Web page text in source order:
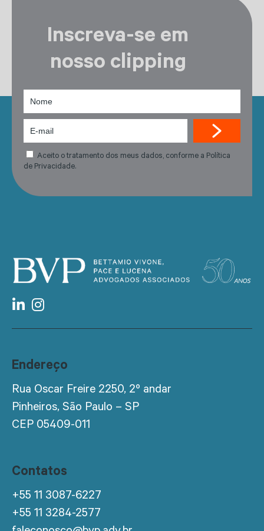
Inscreva-se em
nosso clipping
Aceito o tratamento dos meus dados, conforme a Política
de Privacidade.
Endereço
Rua Oscar Freire 2250, 2º andar
Pinheiros, São Paulo – SP
CEP 05409-011
Contatos
+55 11 3087-6227
+55 11 3284-2577